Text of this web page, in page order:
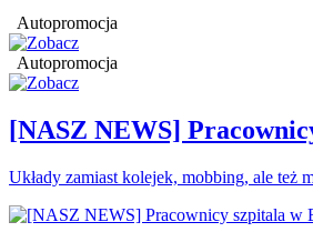
Autopromocja
Autopromocja
[NASZ NEWS]
Układy zamiast kolejek, mobbing, ale też